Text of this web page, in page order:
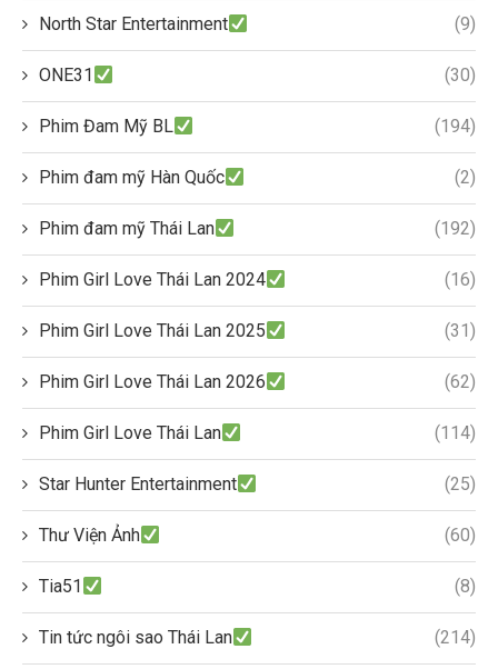
North Star Entertainment (9)
ONE31 (30)
Phim Đam Mỹ BL (194)
Phim đam mỹ Hàn Quốc (2)
Phim đam mỹ Thái Lan (192)
Phim Girl Love Thái Lan 2024 (16)
Phim Girl Love Thái Lan 2025 (31)
Phim Girl Love Thái Lan 2026 (62)
Phim Girl Love Thái Lan (114)
Star Hunter Entertainment (25)
Thư Viện Ảnh (60)
Tia51 (8)
Tin tức ngôi sao Thái Lan (214)